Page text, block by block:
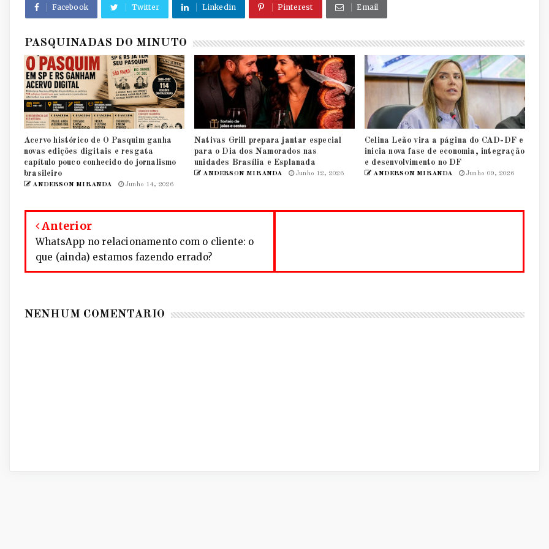
Facebook Twitter Linkedin Pinterest Email
PASQUINADAS DO MINUTO
Acervo histórico de O Pasquim ganha
novas edições digitais e resgata
capítulo pouco conhecido do jornalismo
brasileiro
ANDERSON MIRANDA Junho 14, 2026
Nativas Grill prepara jantar especial
para o Dia dos Namorados nas
unidades Brasília e Esplanada
ANDERSON MIRANDA Junho 12, 2026
Celina Leão vira a página do CAD-DF e
inicia nova fase de economia, integração
e desenvolvimento no DF
ANDERSON MIRANDA Junho 09, 2026
Anterior
WhatsApp no relacionamento com o cliente: o
que (ainda) estamos fazendo errado?
NENHUM COMENTÁRIO